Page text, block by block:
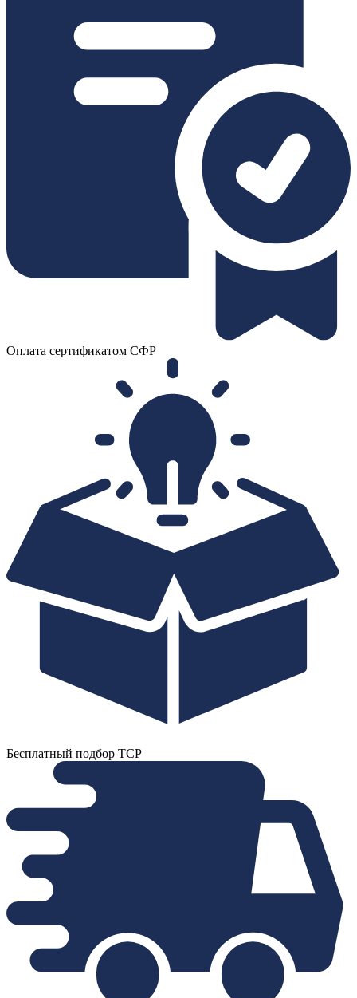
Оплата сертификатом СФР
Бесплатный подбор ТСР